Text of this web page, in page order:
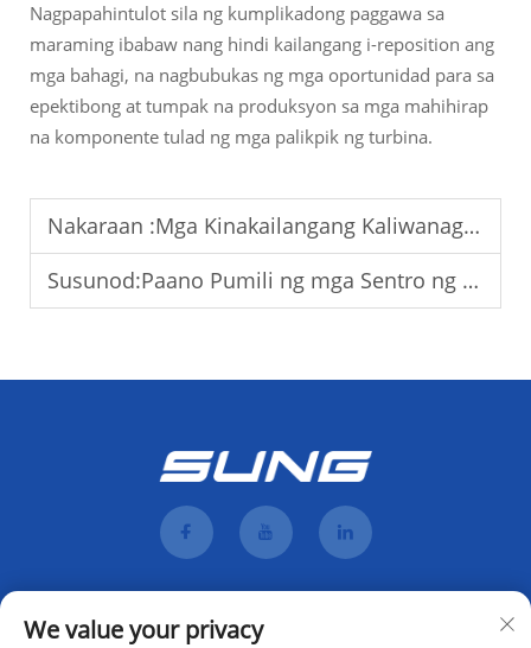
Nagpapahintulot sila ng kumplikadong paggawa sa
maraming ibabaw nang hindi kailangang i-reposition ang
mga bahagi, na nagbubukas ng mga oportunidad para sa
epektibong at tumpak na produksyon sa mga mahihirap
na komponente tulad ng mga palikpik ng turbina.
Nakaraan :Mga Kinakailangang Kaliwanagan para sa CNC na Pagmamakinis sa Industriya ng Elektronika
Susunod:Paano Pumili ng mga Sentro ng CNC Machining para sa Mataas na Presisyon
We value your privacy